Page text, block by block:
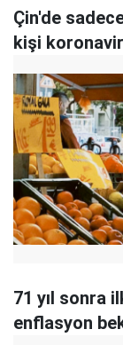
Çin'de
kişi
71 yıl sonra
enflasyon